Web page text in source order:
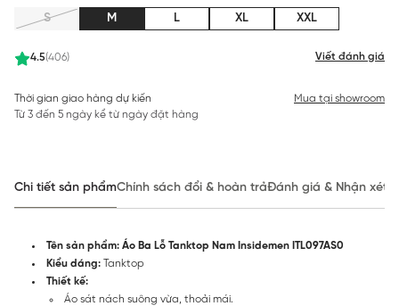
4.5(406) Viết đánh giá
S M L XL XXL
Thời gian giao hàng dự kiến
Từ 3 đến 5 ngày kể từ ngày đặt hàng
Mua tại showroom
Chi tiết sản phẩmChính sách đổi & hoàn trảĐánh giá & Nhận xét
Tên sản phẩm: Áo Ba Lỗ Tanktop Nam Insidemen ITL097AS0
Kiểu dáng: Tanktop
Thiết kế:
Áo sát nách suông vừa, thoải mái.